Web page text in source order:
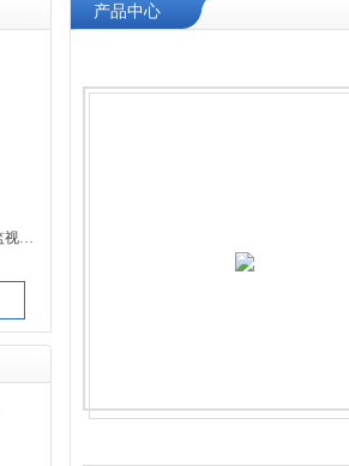
煤矿用移动金属屏蔽监视型橡套软电缆
产品中心